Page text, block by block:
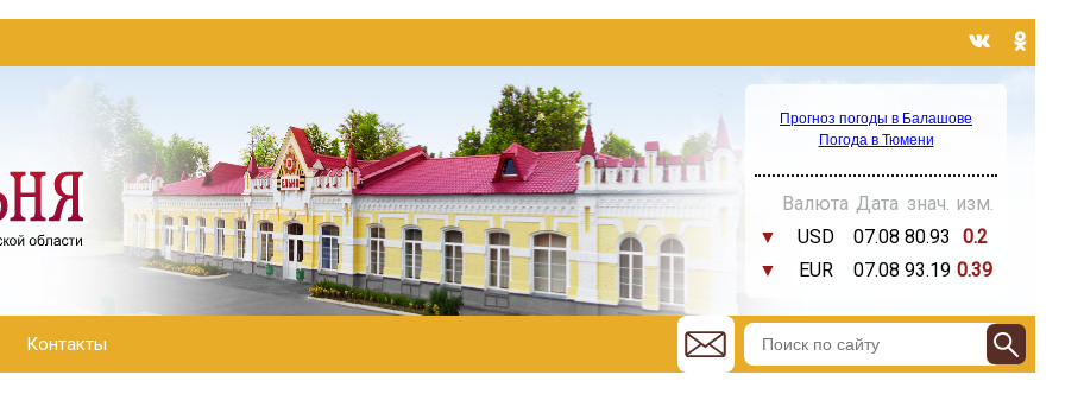
Прогноз погоды в Балашове
Погода в Тюмени
Валюта Дата знач. изм.
▼
USD 07.08 80.93
0.2
▼
EUR 07.08 93.19 0.39
Контакты